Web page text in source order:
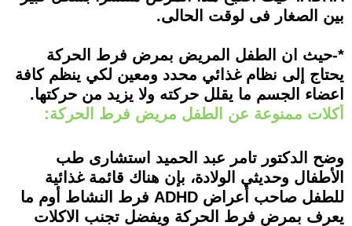
بين الصغار فى لوقت الحالى.
*-حيث ان الطفل المريض بمرض فرط الحركة
يحتاج إلى نظام غذائي محدد ومعين لكي ينظم كافة
اعضاء الجسم ما يقلل حركته ولا يزيد من حركتها.
أكلات ممنوعة عن الطفل مريض فرط الحركة:
وضح الدكتور تامر عبد الحميد استشارى طب
الأطفال وحديثي الولادة، بإن هناك قائمة غذائية
للطفل صاحب أعراض ADHD فرط النشاط أوم ما
يعرف بمرض فرط الحركة ويفضل تجنب الاكلات